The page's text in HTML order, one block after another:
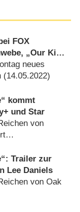
FOX
„Our Kind
neues
(14.05.2022)
kommt
und Star
von
Trailer zur
Lee Daniels
von Oak